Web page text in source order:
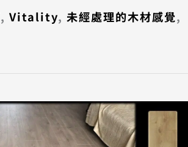
, Vitality, 未經處理的木材感覺,